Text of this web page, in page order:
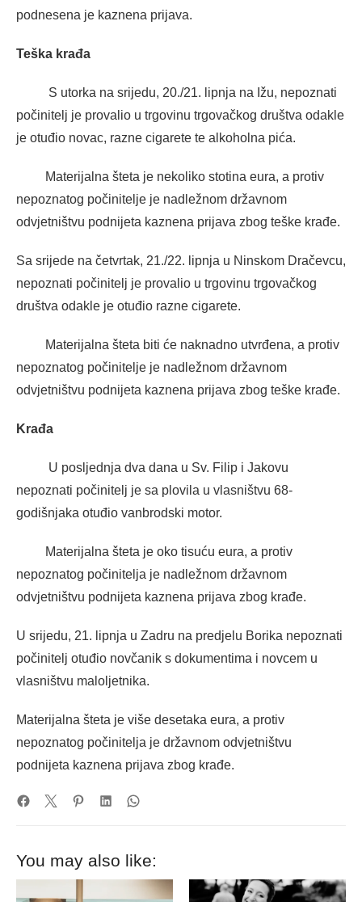
podnesena je kaznena prijava.
Teška krađa
S utorka na srijedu, 20./21. lipnja na Ižu, nepoznati
počinitelj je provalio u trgovinu trgovačkog društva odakle
je otuđio novac, razne cigarete te alkoholna pića.
Materijalna šteta je nekoliko stotina eura, a protiv
nepoznatog počinitelje je nadležnom državnom
odvjetništvu podnijeta kaznena prijava zbog teške krađe.
Sa srijede na četvrtak, 21./22. lipnja u Ninskom Dračevcu,
nepoznati počinitelj je provalio u trgovinu trgovačkog
društva odakle je otuđio razne cigarete.
Materijalna šteta biti će naknadno utvrđena, a protiv
nepoznatog počinitelje je nadležnom državnom
odvjetništvu podnijeta kaznena prijava zbog teške krađe.
Krađa
U posljednja dva dana u Sv. Filip i Jakovu
nepoznati počinitelj je sa plovila u vlasništvu 68-
godišnjaka otuđio vanbrodski motor.
Materijalna šteta je oko tisuću eura, a protiv
nepoznatog počinitelja je nadležnom državnom
odvjetništvu podnijeta kaznena prijava zbog krađe.
U srijedu, 21. lipnja u Zadru na predjelu Borika nepoznati
počinitelj otuđio novčanik s dokumentima i novcem u
vlasništvu maloljetnika.
Materijalna šteta je više desetaka eura, a protiv
nepoznatog počinitelja je državnom odvjetništvu
podnijeta kaznena prijava zbog krađe.
You may also like: